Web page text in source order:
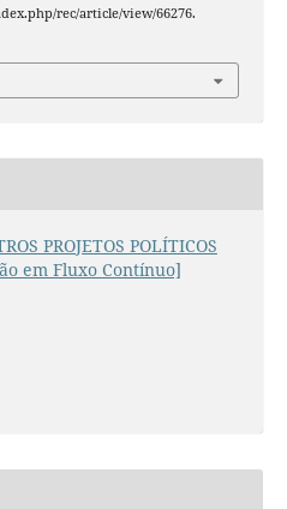
rec/article/view/66276.
PROJETOS POLÍTICOS
em Fluxo Contínuo]